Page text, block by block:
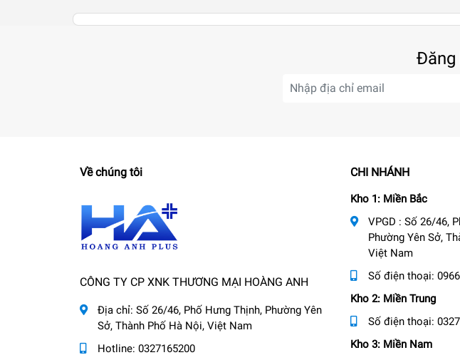
Đăng
Về chúng tôi
CÔNG TY CP XNK THƯƠNG MẠI HOÀNG ANH
Địa chỉ: Số 26/46, Phố Hưng Thịnh, Phường Yên
Sở, Thành Phố Hà Nội, Việt Nam
Hotline: 0327165200
CHI NHÁNH
Kho 1: Miền Bắc
VPGD : Số 26/46,
Phường Yên Sở,
Việt Nam
Số điện thoại:
Kho 2: Miền Trung
Số điện thoại:
Kho 3: Miền Nam